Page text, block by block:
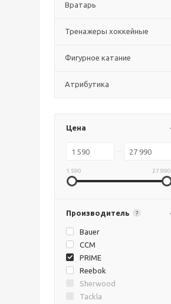
Вратарь
Тренажеры хоккейные
Фигурное катание
Атрибутика
Цена
1 590 27 990
Производитель ?
Bauer
CCM
PRIME
Reebok
Sherwood
Tackla